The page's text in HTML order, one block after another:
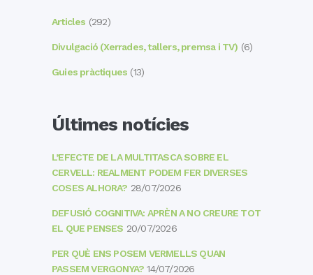
Articles (292)
Divulgació (Xerrades, tallers, premsa i TV) (6)
Guies pràctiques (13)
Últimes notícies
L’EFECTE DE LA MULTITASCA SOBRE EL
CERVELL: REALMENT PODEM FER DIVERSES
COSES ALHORA? 28/07/2026
DEFUSIÓ COGNITIVA: APRÈN A NO CREURE TOT
EL QUE PENSES 20/07/2026
PER QUÈ ENS POSEM VERMELLS QUAN
PASSEM VERGONYA? 14/07/2026